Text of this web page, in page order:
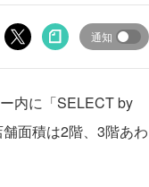
通知
内に「SELECT by
面積は2階、3階あわ